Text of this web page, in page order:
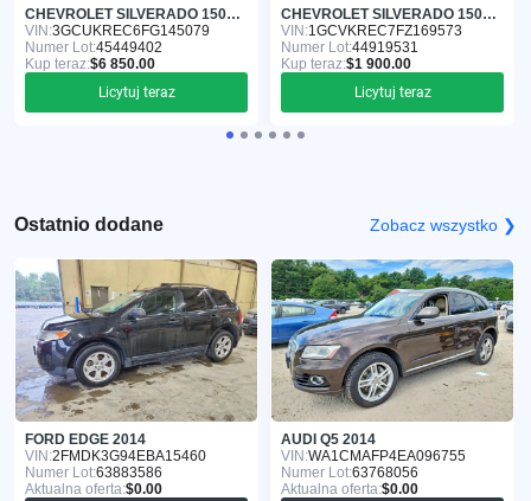
CHEVROLET SILVERADO 1500 2015
VIN:3GCUKREC6FG145079
Numer Lot:45449402
Kup teraz:$6 850.00
Licytuj teraz
CHEVROLET SILVERADO 1500 2015
VIN:1GCVKREC7FZ169573
Numer Lot:44919531
Kup teraz:$1 900.00
Licytuj teraz
Ostatnio dodane Zobacz wszystko ❯
FORD EDGE 2014
VIN:2FMDK3G94EBA15460
Numer Lot:63883586
Aktualna oferta:$0.00
AUDI Q5 2014
VIN:WA1CMAFP4EA096755
Numer Lot:63768056
Aktualna oferta:$0.00